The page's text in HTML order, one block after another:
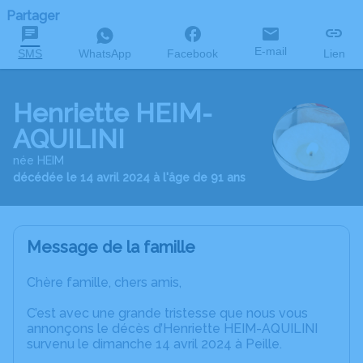
Partager
SMS WhatsApp Facebook E-mail Lien
Henriette HEIM-
AQUILINI
née HEIM
décédée le 14 avril 2024 à l'âge de 91 ans
Message de la famille
Chère famille, chers amis,
C’est avec une grande tristesse que nous vous
annonçons le décès d’Henriette HEIM-AQUILINI
survenu le dimanche 14 avril 2024 à Peille.